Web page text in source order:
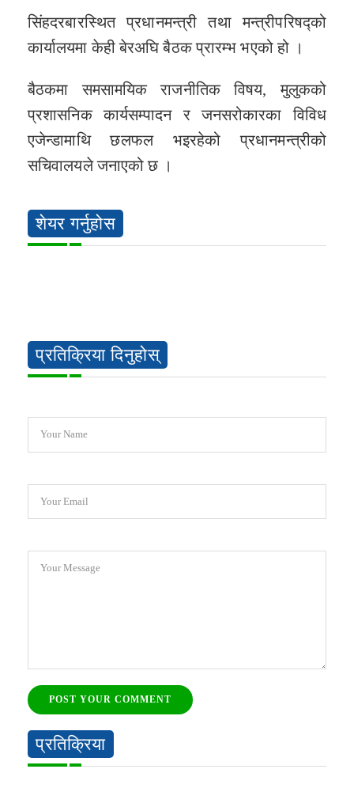
सिंहदरबारस्थित प्रधानमन्त्री तथा मन्त्रीपरिषद्को
कार्यालयमा केही बेरअघि बैठक प्रारम्भ भएको हो ।
बैठकमा समसामयिक राजनीतिक विषय, मुलुकको
प्रशासनिक कार्यसम्पादन र जनसरोकारका विविध
एजेन्डामाथि छलफल भइरहेको प्रधानमन्त्रीको
सचिवालयले जनाएको छ ।
शेयर गर्नुहोस
प्रतिक्रिया दिनुहोस्
Your Name
Your Email
Your Message
POST YOUR COMMENT
प्रतिक्रिया